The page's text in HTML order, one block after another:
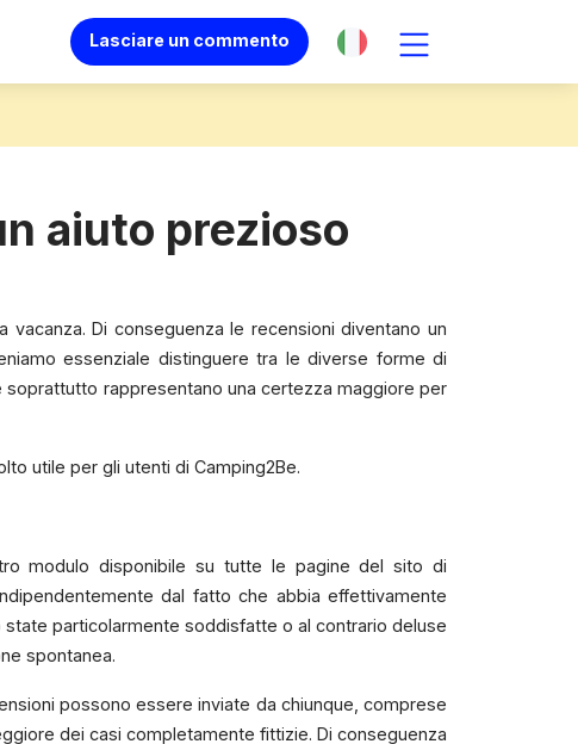
Lasciare un commento
aiuto prezioso
Di conseguenza le recensioni diventano un
essenziale distinguere tra le diverse forme di
rappresentano una certezza maggiore per
utile per gli utenti di Camping2Be.
modulo disponibile su tutte le pagine del sito di
dal fatto che abbia effettivamente
particolarmente soddisfatte o al contrario deluse
spontanea.
possono essere inviate da chiunque, comprese
dei casi completamente fittizie. Di conseguenza